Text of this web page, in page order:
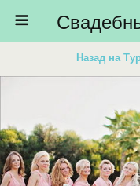
Назад на